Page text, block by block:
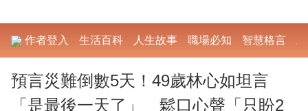
作者登入 生活百科 人生故事 職場必知 智慧格言
預言災難倒數5天！49歲林心如坦言
「是最後一天了」 鬆口心聲「只盼2